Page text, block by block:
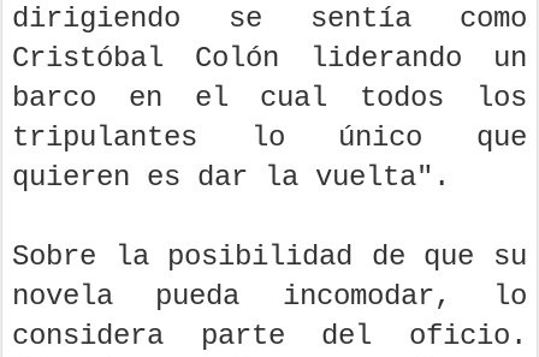
dirigiendo se sentía como
Cristóbal Colón liderando un
barco en el cual todos los
tripulantes lo único que
quieren es dar la vuelta".
Sobre la posibilidad de que su
novela pueda incomodar, lo
considera parte del oficio.